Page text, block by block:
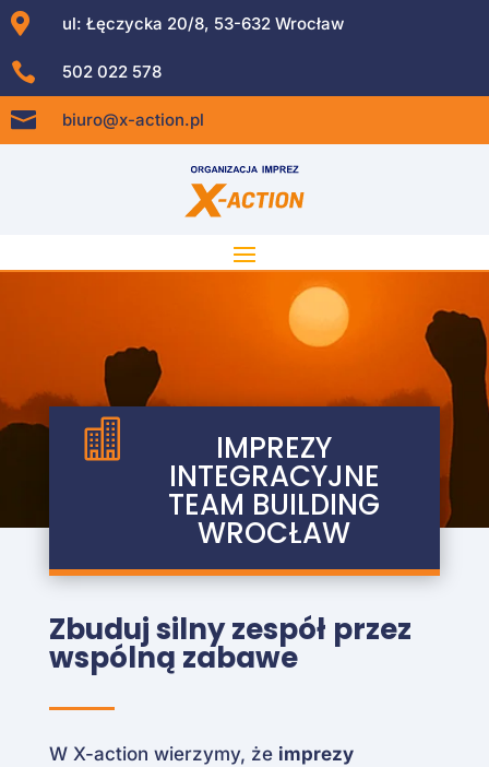
 ul: Łęczycka 20/8, 53-632 Wrocław
 502 022 578
 biuro@x-action.pl
 IMPREZY
INTEGRACYJNE
TEAM BUILDING
WROCŁAW
Zbuduj silny zespół przez
wspólną zabawe
W X-action wierzymy, że imprezy